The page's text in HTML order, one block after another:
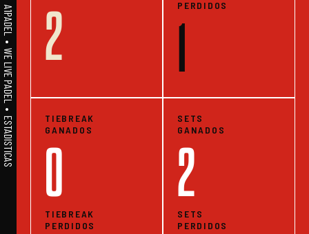
A1PADEL • WE LIVE PADEL • ESTADISTICAS 2
PERDIDOS
1
TIEBREAK
GANADOS
0
TIEBREAK
PERDIDOS
SETS
GANADOS
2
SETS
PERDIDOS